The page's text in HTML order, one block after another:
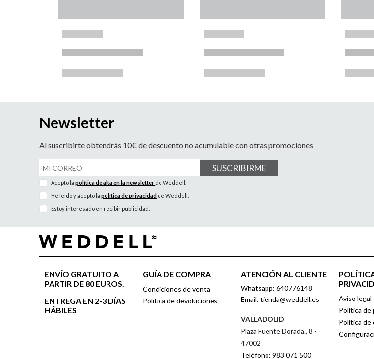
Newsletter
Al suscribirte obtendrás 10€ de descuento no acumulable con otras promociones
SUSCRIBIRME
Acepto lapolítica de alta en la newsletter de Weddell.
He leído y acepto lapolítica de privacidad de Weddell.
Estoy interesado en recibir publicidad.
ENVÍO GRATUITO A
PARTIR DE 80 EUROS.
ENTREGA EN 2-3 DÍAS
HÁBILES
GUÍA DE COMPRA
Condiciones de venta
Política de devoluciones
ATENCIÓN AL CLIENTE
Whatsapp: 640776148
Email: tienda@weddell.es
VALLADOLID
Plaza Fuente Dorada., 8 -
47002
Teléfono: 983 071 500
Aviso legal
Política de
Política de